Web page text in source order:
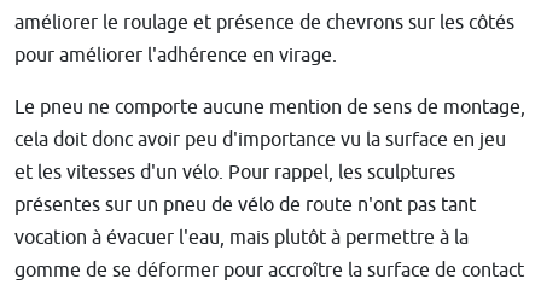
améliorer le roulage et présence de chevrons sur les côtés
pour améliorer l'adhérence en virage.
Le pneu ne comporte aucune mention de sens de montage,
cela doit donc avoir peu d'importance vu la surface en jeu
et les vitesses d'un vélo. Pour rappel, les sculptures
présentes sur un pneu de vélo de route n'ont pas tant
vocation à évacuer l'eau, mais plutôt à permettre à la
gomme de se déformer pour accroître la surface de contact